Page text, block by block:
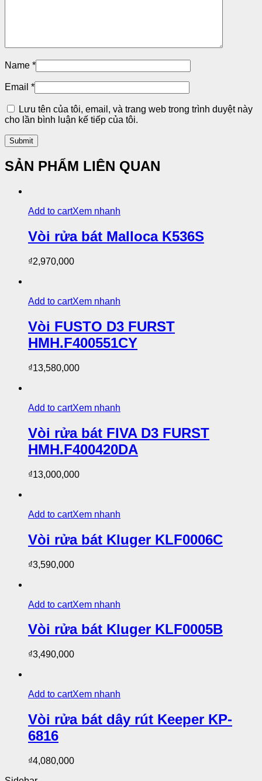
Name *
Email *
Lưu tên của tôi, email, và trang web trong trình duyệt này
cho lần bình luận kế tiếp của tôi.
SẢN PHẨM LIÊN QUAN
Add to cartXem nhanh
Vòi rửa bát Malloca K536S
₫2,970,000
Add to cartXem nhanh
Vòi FUSTO D3 FURST
HMH.F400551CY
₫13,580,000
Add to cartXem nhanh
Vòi rửa bát FIVA D3 FURST
HMH.F400420DA
₫13,000,000
Add to cartXem nhanh
Vòi rửa bát Kluger KLF0006C
₫3,590,000
Add to cartXem nhanh
Vòi rửa bát Kluger KLF0005B
₫3,490,000
Add to cartXem nhanh
Vòi rửa bát dây rút Keeper KP-
6816
₫4,080,000